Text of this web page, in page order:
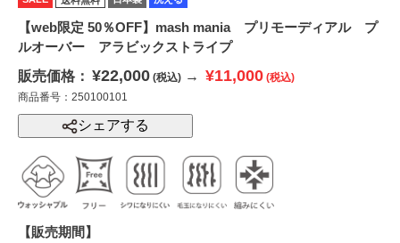
【web限定 50％OFF】mash mania プリモーディアル プ
ルオーバー アラビックストライプ
販売価格： ¥22,000 (税込) → ¥11,000 (税込)
商品番号：250100101
シェアする
【販売期間】